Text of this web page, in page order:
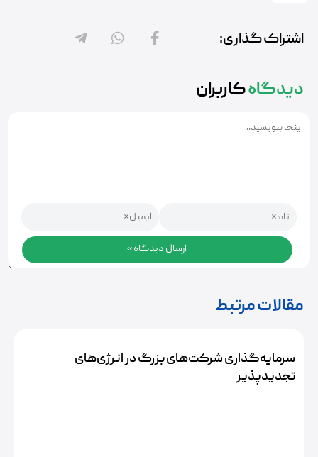
اشتراک گذاری:
دیدگاهکاربران
مقالات مرتبط
سرمایه‌گذاری شرکت‌های بزرگ در انرژی‌های
تجدیدپذیر